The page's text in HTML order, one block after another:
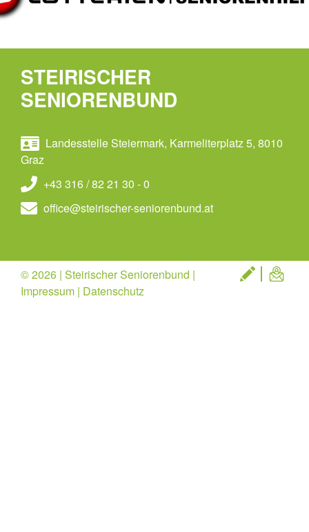
STEIRISCHER
SENIORENBUND
Landesstelle Steiermark, Karmeliterplatz 5, 8010
Graz
+43 316 / 82 21 30 - 0
office@steirischer-seniorenbund.at
© 2026 | Steirischer Seniorenbund |
Impressum | Datenschutz